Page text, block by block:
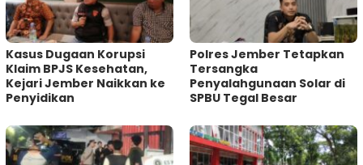
Kasus Dugaan Korupsi
Klaim BPJS Kesehatan,
Kejari Jember Naikkan ke
Penyidikan
Polres Jember Tetapkan
Tersangka
Penyalahgunaan Solar di
SPBU Tegal Besar